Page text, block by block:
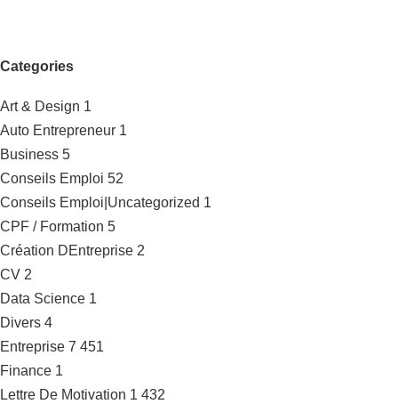
Categories
Art & Design 1
Auto Entrepreneur 1
Business 5
Conseils Emploi 52
Conseils Emploi|Uncategorized 1
CPF / Formation 5
Création DEntreprise 2
CV 2
Data Science 1
Divers 4
Entreprise 7 451
Finance 1
Lettre De Motivation 1 432